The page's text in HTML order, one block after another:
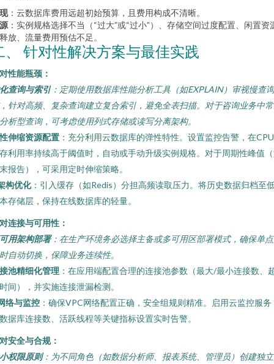
：云数据库费用远超初始预算，且费用构成不清晰。
：实例规格选择不当（“过大”或“过小”）、存储空间过度配置、闲置资
放、流量费用预估不足。
、 针对性解决方案与最佳实践
性能瓶颈：
查询与索引：定期使用数据库性能分析工具（如EXPLAIN）审视慢查
针对高频、复杂查询建立复合索引，避免全表扫描。对于咨询业务中
析型查询，可考虑使用列式存储或读写分离架构。
伸缩资源配置 ：充分利用云数据库的弹性特性。设置监控告警，在
利用率持续高于阈值时，自动或手动升级实例规格。对于周期性峰值
报告），可采用定时伸缩策略。
构优化：引入缓存（如Redis）分担高频读取压力。将历史数据归档至
存储层，保持在线数据库的轻量。
连接与可用性：
用架构部署：在生产环境务必选择主备或多可用区部署模式，确保单
自动切换，保障业务连续性。
池精细化管理 ：在应用端配置合理的连接池参数（最大/最小连接数、
间），并实施连接泄漏检测。
络与监控 ：确保VPC网络配置正确，安全组规则精准。启用云监控服务
据库连接数、活跃线程等关键指标设置实时告警。
安全与合规：
权限原则：为不同角色（如数据分析师、报表系统、管理员）创建独